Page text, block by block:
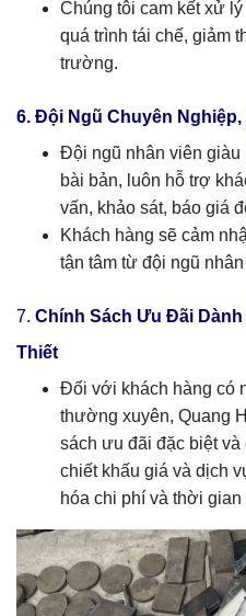
Chúng tôi cam kết xử
quá trình tái chế, giảm
trường.
6. Đội Ngũ Chuyên Nghiệp,
Đội ngũ nhân viên
bài bản, luôn hỗ trợ
vấn, khảo sát, báo giá
Khách hàng sẽ cảm
tận tâm từ đội ngũ
7. Chính Sách Ưu Đãi
Thiết
Đối với khách hàng có
thường xuyên, Quang
sách ưu đãi đặc biệt và
chiết khấu giá và dịch
hóa chi phí và thời